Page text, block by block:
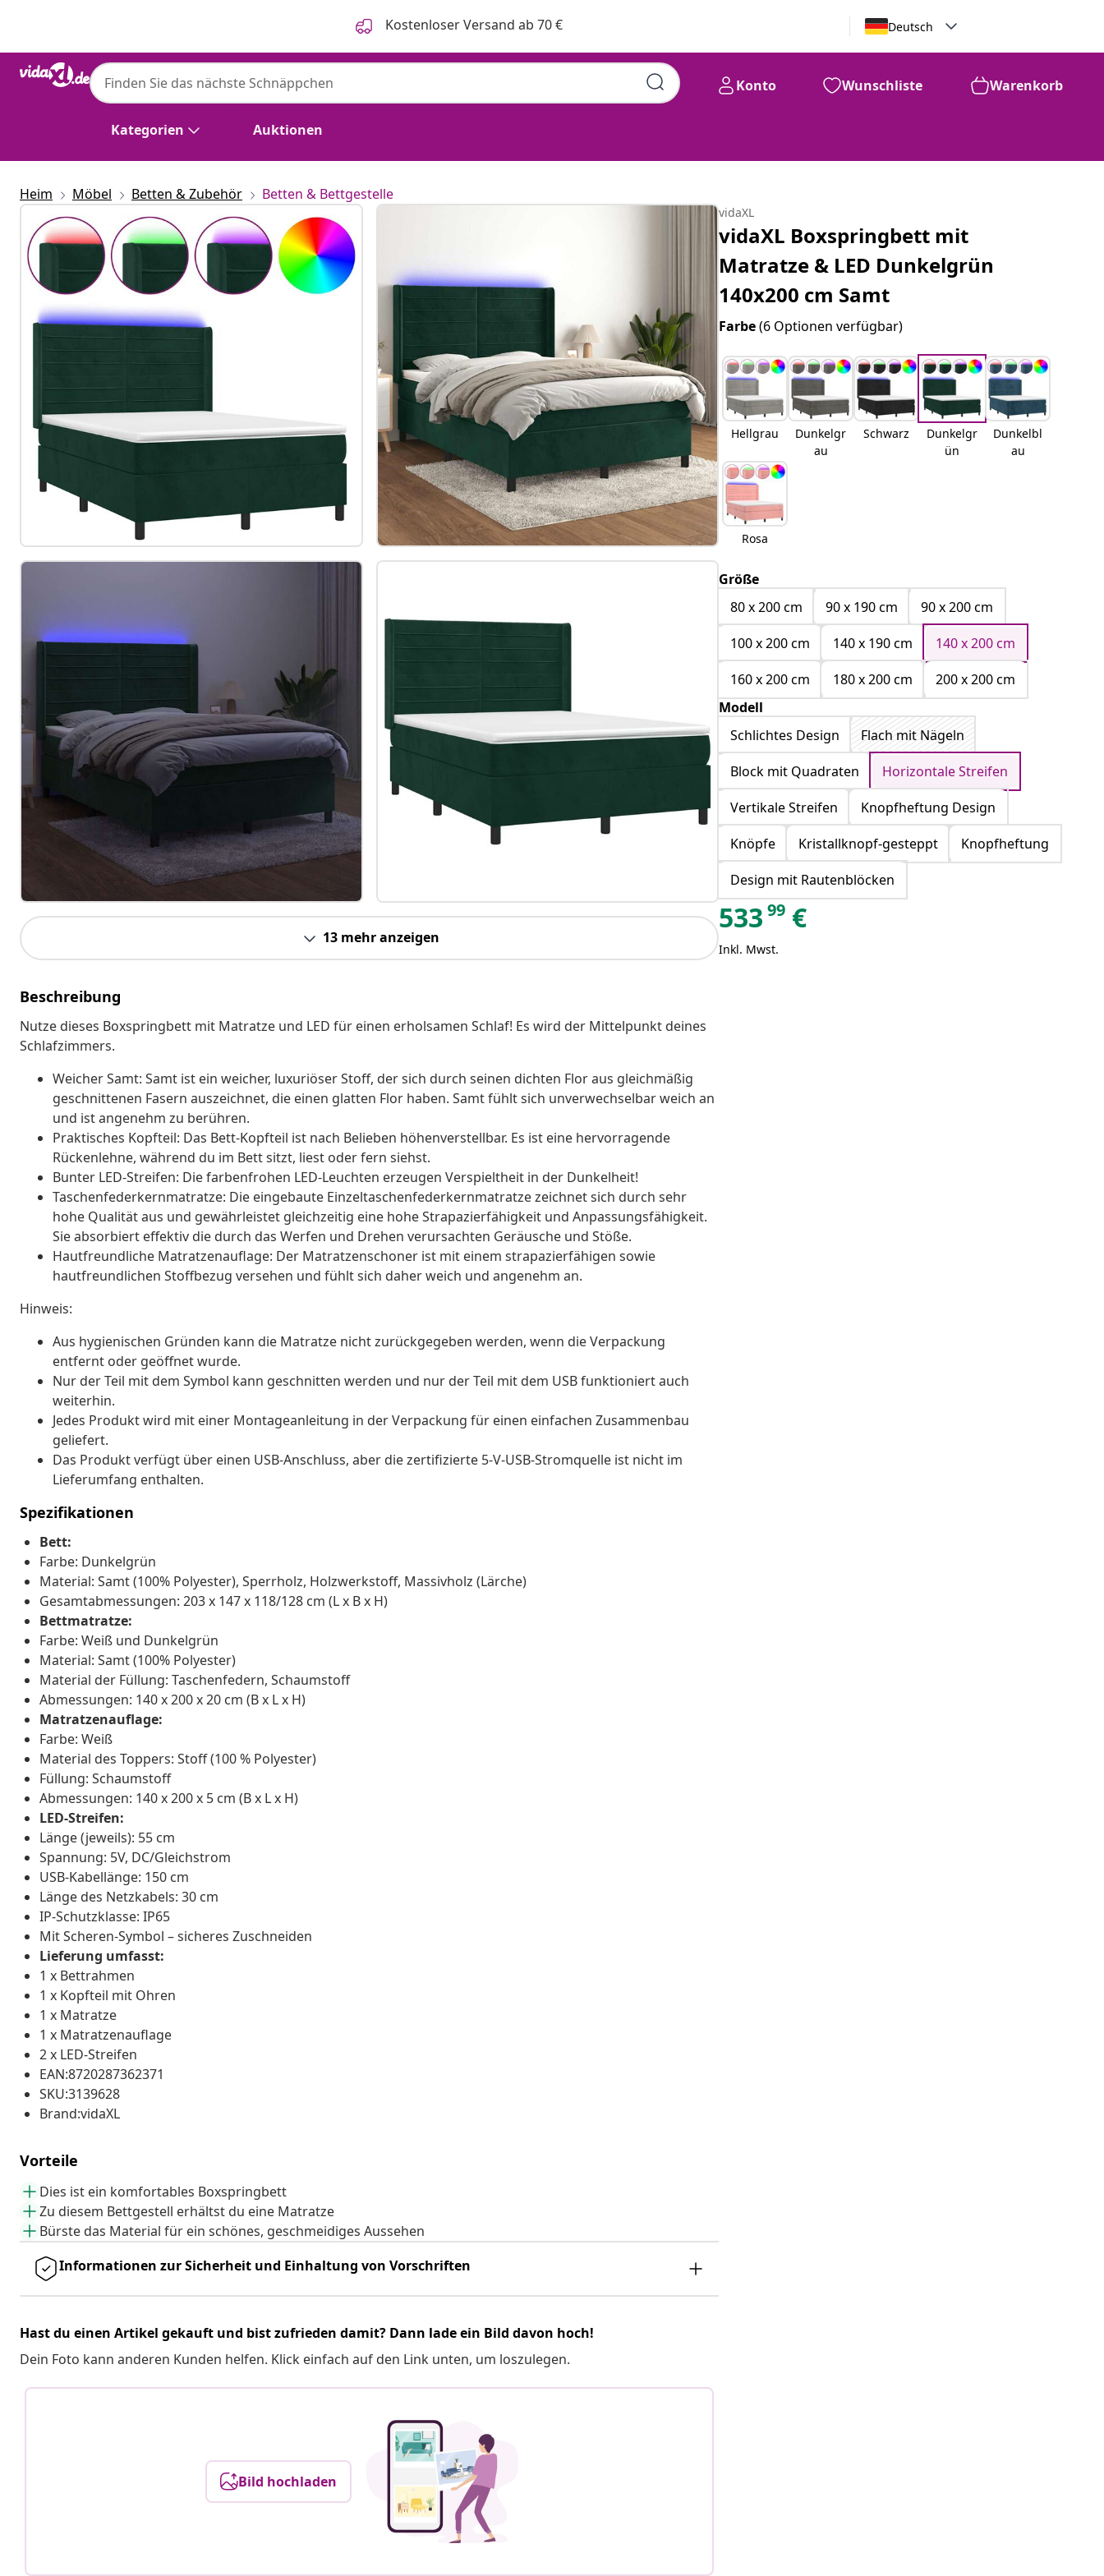
Kostenloser Versand ab 70 € Deutsch
Kategorien Auktionen
Konto Wunschliste Warenkorb
Heim Möbel Betten & Zubehör Betten & Bettgestelle
13 mehr anzeigen
Beschreibung
Nutze dieses Boxspringbett mit Matratze und LED für einen erholsamen Schlaf! Es wird der Mittelpunkt deines
Schlafzimmers.
Weicher Samt: Samt ist ein weicher, luxuriöser Stoff, der sich durch seinen dichten Flor aus gleichmäßig
geschnittenen Fasern auszeichnet, die einen glatten Flor haben. Samt fühlt sich unverwechselbar weich an
und ist angenehm zu berühren.
Praktisches Kopfteil: Das Bett-Kopfteil ist nach Belieben höhenverstellbar. Es ist eine hervorragende
Rückenlehne, während du im Bett sitzt, liest oder fern siehst.
Bunter LED-Streifen: Die farbenfrohen LED-Leuchten erzeugen Verspieltheit in der Dunkelheit!
Taschenfederkernmatratze: Die eingebaute Einzeltaschenfederkernmatratze zeichnet sich durch sehr
hohe Qualität aus und gewährleistet gleichzeitig eine hohe Strapazierfähigkeit und Anpassungsfähigkeit.
Sie absorbiert effektiv die durch das Werfen und Drehen verursachten Geräusche und Stöße.
Hautfreundliche Matratzenauflage: Der Matratzenschoner ist mit einem strapazierfähigen sowie
hautfreundlichen Stoffbezug versehen und fühlt sich daher weich und angenehm an.
Hinweis:
Aus hygienischen Gründen kann die Matratze nicht zurückgegeben werden, wenn die Verpackung
entfernt oder geöffnet wurde.
Nur der Teil mit dem Symbol kann geschnitten werden und nur der Teil mit dem USB funktioniert auch
weiterhin.
Jedes Produkt wird mit einer Montageanleitung in der Verpackung für einen einfachen Zusammenbau
geliefert.
Das Produkt verfügt über einen USB-Anschluss, aber die zertifizierte 5-V-USB-Stromquelle ist nicht im
Lieferumfang enthalten.
Spezifikationen
Bett:
Farbe: Dunkelgrün
Material: Samt (100% Polyester), Sperrholz, Holzwerkstoff, Massivholz (Lärche)
Gesamtabmessungen: 203 x 147 x 118/128 cm (L x B x H)
Bettmatratze:
Farbe: Weiß und Dunkelgrün
Material: Samt (100% Polyester)
Material der Füllung: Taschenfedern, Schaumstoff
Abmessungen: 140 x 200 x 20 cm (B x L x H)
Matratzenauflage:
Farbe: Weiß
Material des Toppers: Stoff (100 % Polyester)
Füllung: Schaumstoff
Abmessungen: 140 x 200 x 5 cm (B x L x H)
LED-Streifen:
Länge (jeweils): 55 cm
Spannung: 5V, DC/Gleichstrom
USB-Kabellänge: 150 cm
Länge des Netzkabels: 30 cm
IP-Schutzklasse: IP65
Mit Scheren-Symbol – sicheres Zuschneiden
Lieferung umfasst:
1 x Bettrahmen
1 x Kopfteil mit Ohren
1 x Matratze
1 x Matratzenauflage
2 x LED-Streifen
EAN:8720287362371
SKU:3139628
Brand:vidaXL
Vorteile
Dies ist ein komfortables Boxspringbett
Zu diesem Bettgestell erhältst du eine Matratze
Bürste das Material für ein schönes, geschmeidiges Aussehen
Informationen zur Sicherheit und Einhaltung von Vorschriften
Hast du einen Artikel gekauft und bist zufrieden damit? Dann lade ein Bild davon hoch!
Dein Foto kann anderen Kunden helfen. Klick einfach auf den Link unten, um loszulegen.
Bild hochladen
vidaXL
vidaXL Boxspringbett mit
Matratze & LED Dunkelgrün
140x200 cm Samt
Farbe(6 Optionen verfügbar)
Hellgrau
Dunkelgr
au
Schwarz
Dunkelgr
ün
Dunkelbl
au
Rosa
Größe
80 x 200 cm
90 x 190 cm
90 x 200 cm
100 x 200 cm
140 x 190 cm
140 x 200 cm
160 x 200 cm
180 x 200 cm
200 x 200 cm
Modell
Schlichtes Design
Flach mit Nägeln
Block mit Quadraten
Horizontale Streifen
Vertikale Streifen
Knopfheftung Design
Knöpfe
Kristallknopf-gesteppt
Knopfheftung
Design mit Rautenblöcken
533 99 €
Inkl. Mwst.